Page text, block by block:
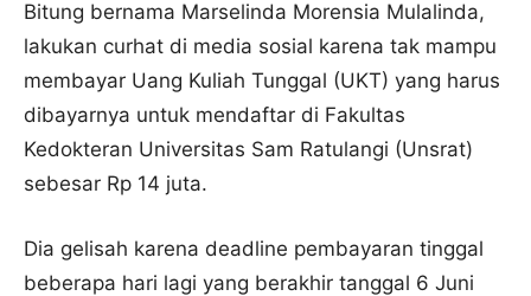
Bitung bernama Marselinda Morensia Mulalinda,
lakukan curhat di media sosial karena tak mampu
membayar Uang Kuliah Tunggal (UKT) yang harus
dibayarnya untuk mendaftar di Fakultas
Kedokteran Universitas Sam Ratulangi (Unsrat)
sebesar Rp 14 juta.
Dia gelisah karena deadline pembayaran tinggal
beberapa hari lagi yang berakhir tanggal 6 Juni